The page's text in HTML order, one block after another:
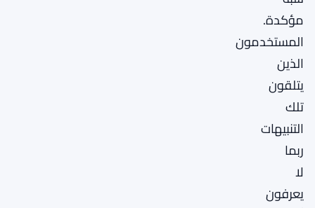
مؤكدة.
المستخدمون
الذين
يتلقون
تلك
التنبيهات
ربما
لا
يعرفون